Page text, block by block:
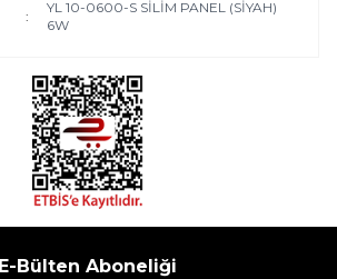
:
YL 10-0600-S SİLİM PANEL (SİYAH)
6W
E-Bülten Aboneliği